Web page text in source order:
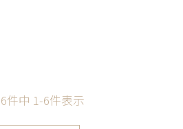
6件中 1-6件表示